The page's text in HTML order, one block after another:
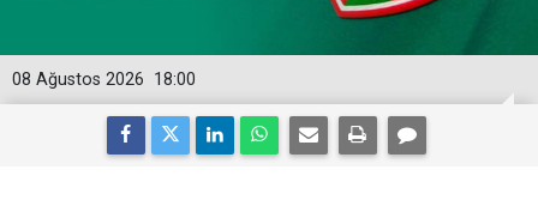
18:00
08 Ağustos 2026